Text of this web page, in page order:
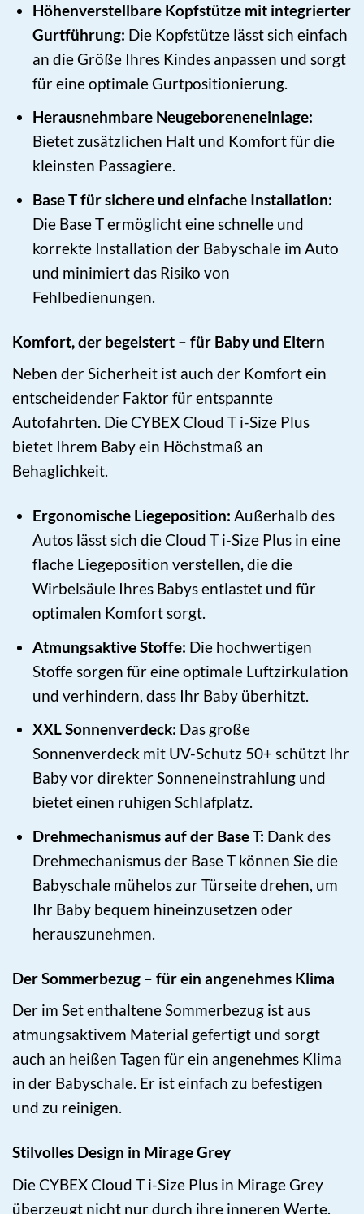
Höhenverstellbare Kopfstütze mit integrierter
Gurtführung: Die Kopfstütze lässt sich einfach
an die Größe Ihres Kindes anpassen und sorgt
für eine optimale Gurtpositionierung.
Herausnehmbare Neugeboreneneinlage:
Bietet zusätzlichen Halt und Komfort für die
kleinsten Passagiere.
Base T für sichere und einfache Installation:
Die Base T ermöglicht eine schnelle und
korrekte Installation der Babyschale im Auto
und minimiert das Risiko von
Fehlbedienungen.
Komfort, der begeistert – für Baby und Eltern
Neben der Sicherheit ist auch der Komfort ein
entscheidender Faktor für entspannte
Autofahrten. Die CYBEX Cloud T i-Size Plus
bietet Ihrem Baby ein Höchstmaß an
Behaglichkeit.
Ergonomische Liegeposition: Außerhalb des
Autos lässt sich die Cloud T i-Size Plus in eine
flache Liegeposition verstellen, die die
Wirbelsäule Ihres Babys entlastet und für
optimalen Komfort sorgt.
Atmungsaktive Stoffe: Die hochwertigen
Stoffe sorgen für eine optimale Luftzirkulation
und verhindern, dass Ihr Baby überhitzt.
XXL Sonnenverdeck: Das große
Sonnenverdeck mit UV-Schutz 50+ schützt Ihr
Baby vor direkter Sonneneinstrahlung und
bietet einen ruhigen Schlafplatz.
Drehmechanismus auf der Base T: Dank des
Drehmechanismus der Base T können Sie die
Babyschale mühelos zur Türseite drehen, um
Ihr Baby bequem hineinzusetzen oder
herauszunehmen.
Der Sommerbezug – für ein angenehmes Klima
Der im Set enthaltene Sommerbezug ist aus
atmungsaktivem Material gefertigt und sorgt
auch an heißen Tagen für ein angenehmes Klima
in der Babyschale. Er ist einfach zu befestigen
und zu reinigen.
Stilvolles Design in Mirage Grey
Die CYBEX Cloud T i-Size Plus in Mirage Grey
überzeugt nicht nur durch ihre inneren Werte,